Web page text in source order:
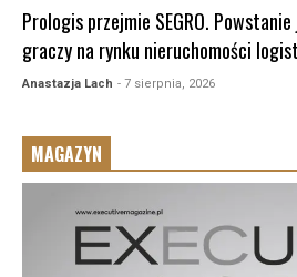
Prologis przejmie SEGRO.
graczy na rynku nieruchomości
Anastazja Lach - 7 sierpnia, 2026
MAGAZYN